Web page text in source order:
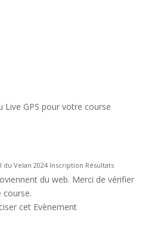
Live GPS pour votre course
du Velan 2024 Inscription Résultats
du web. Merci de vérifier
course.
cet Evènement